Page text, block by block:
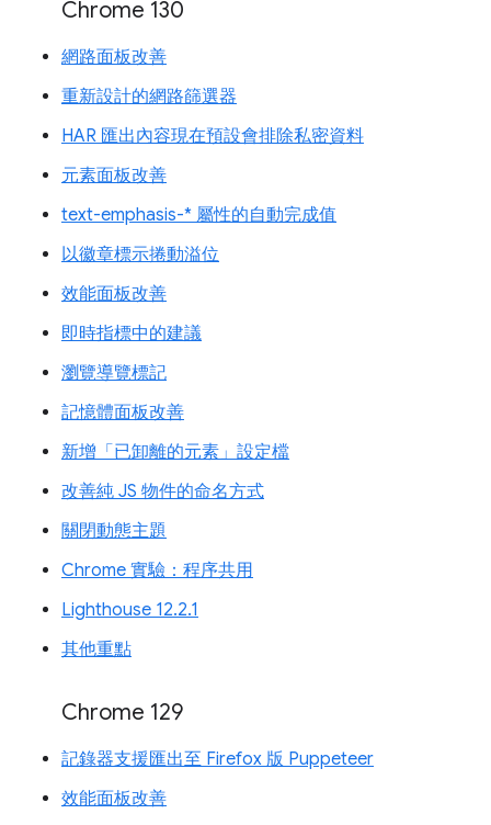
Chrome 130
網路面板改善
重新設計的網路篩選器
HAR 匯出內容現在預設會排除私密資料
元素面板改善
text-emphasis-* 屬性的自動完成值
以徽章標示捲動溢位
效能面板改善
即時指標中的建議
瀏覽導覽標記
記憶體面板改善
新增「已卸離的元素」設定檔
改善純 JS 物件的命名方式
關閉動態主題
Chrome 實驗：程序共用
Lighthouse 12.2.1
其他重點
Chrome 129
記錄器支援匯出至 Firefox 版 Puppeteer
效能面板改善